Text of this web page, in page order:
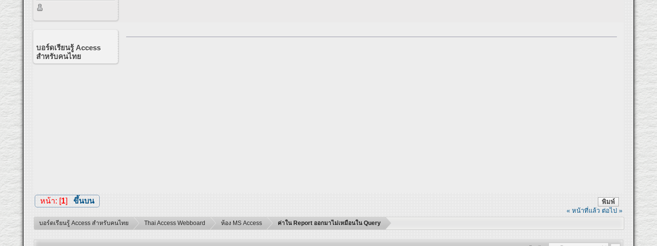
บอร์ดเรียนรู้ Access
สำหรับคนไทย
พิมพ์
หน้า: [1] ขึ้นบน
« หน้าที่แล้ว ต่อไป »
บอร์ดเรียนรู้ Access สำหรับคนไทย Thai Access Webboard ห้อง MS Access ค่าใน Report ออกมาไม่เหมือนใน Query